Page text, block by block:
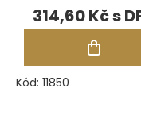
314,60 Kč
Kód: 11850